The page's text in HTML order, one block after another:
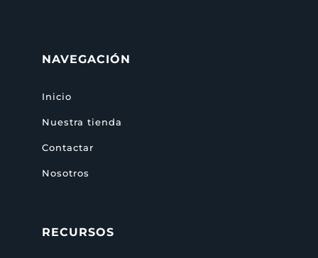
NAVEGACIÓN
Inicio
Nuestra tienda
Contactar
Nosotros
RECURSOS